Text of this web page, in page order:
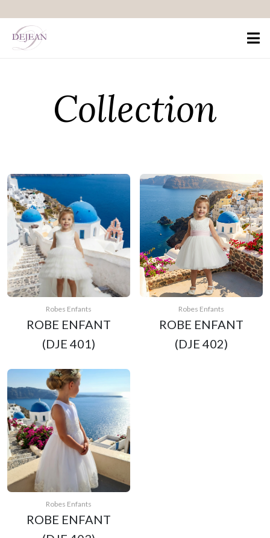
Collection
Robes Enfants
ROBE ENFANT
(DJE 401)
Robes Enfants
ROBE ENFANT
(DJE 402)
Robes Enfants
ROBE ENFANT